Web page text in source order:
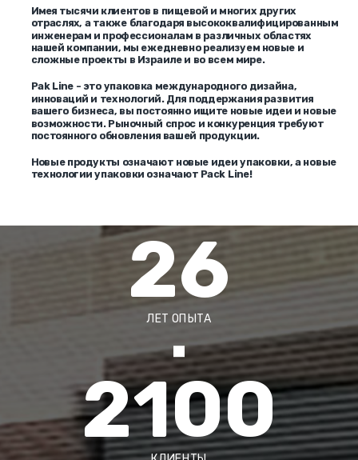
Имея тысячи клиентов в пищевой и многих других
отраслях, а также благодаря высококвалифицированным
инженерам и профессионалам в различных областях
нашей компании, мы ежедневно реализуем новые и
сложные проекты в Израиле и во всем мире.
Pak Line - это упаковка международного дизайна,
инноваций и технологий. Для поддержания развития
вашего бизнеса, вы постоянно ищите новые идеи и новые
возможности. Рыночный спрос и конкуренция требуют
постоянного обновления вашей продукции.
Новые продукты означают новые идеи упаковки, а новые
технологии упаковки означают Pack Line!
26
ЛЕТ ОПЫТА
2100